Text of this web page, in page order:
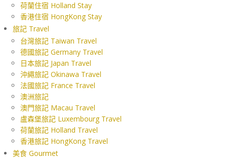
荷蘭住宿 Holland Stay
香港住宿 HongKong Stay
旅記 Travel
台灣旅記 Taiwan Travel
德國旅記 Germany Travel
日本旅記 Japan Travel
沖繩旅記 Okinawa Travel
法國旅記 France Travel
澳洲旅記
澳門旅記 Macau Travel
盧森堡旅記 Luxembourg Travel
荷蘭旅記 Holland Travel
香港旅記 HongKong Travel
美食 Gourmet